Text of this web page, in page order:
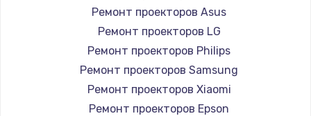
Ремонт проекторов Asus
Ремонт проекторов LG
Ремонт проекторов Philips
Ремонт проекторов Samsung
Ремонт проекторов Xiaomi
Ремонт проекторов Epson